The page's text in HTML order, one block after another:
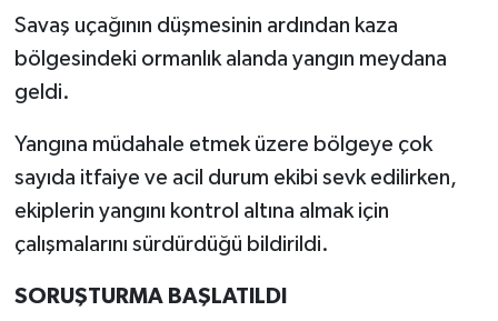
Savaş uçağının düşmesinin ardından kaza
bölgesindeki ormanlık alanda yangın meydana
geldi.
Yangına müdahale etmek üzere bölgeye çok
sayıda itfaiye ve acil durum ekibi sevk edilirken,
ekiplerin yangını kontrol altına almak için
çalışmalarını sürdürdüğü bildirildi.
SORUŞTURMA BAŞLATILDI